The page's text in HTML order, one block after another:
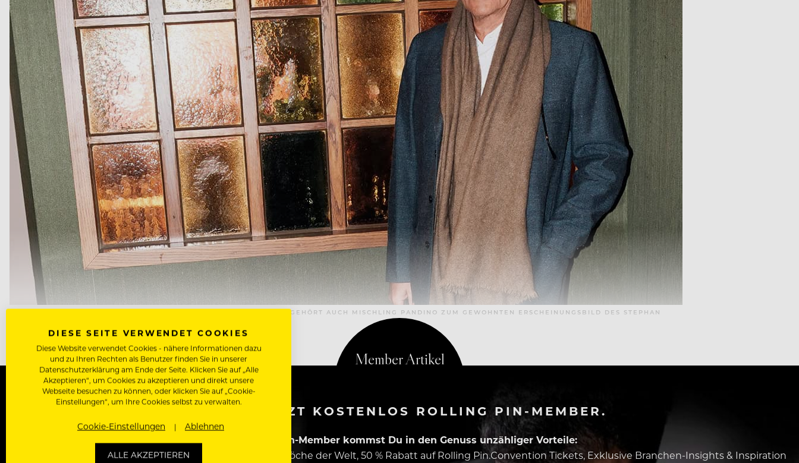
LEDERSCHUHE, HUT UND HUND: SO WIE EIN STILVOLLES ÄUSSERES GEHÖRT AUCH MISCHLING PANDINO ZUM GEWOHNTEN ERSCHEINUNGSBILD DES STEPHAN L
WERDE JETZT KOSTENLOS ROLLING PIN-MEMBER.
Als Rolling Pin-Member kommst Du in den Genuss unzähliger Vorteile:
Zugriff auf alle Artikel, Videos & Masterclasses der besten Köche der Welt, 50 % Rabatt auf Rolling Pin.Convention Tickets, Exklusive Branchen-Insights & Inspiration
DIESE SEITE VERWENDET COOKIES
Diese Website verwendet Cookies - nähere Informationen dazu
und zu Ihren Rechten als Benutzer finden Sie in unserer
Datenschutzerklärung am Ende der Seite. Klicken Sie auf „Alle
Akzeptieren“, um Cookies zu akzeptieren und direkt unsere
Webseite besuchen zu können, oder klicken Sie auf „Cookie-
Einstellungen“, um Ihre Cookies selbst zu verwalten.
Cookie-Einstellungen Ablehnen
ALLE AKZEPTIEREN